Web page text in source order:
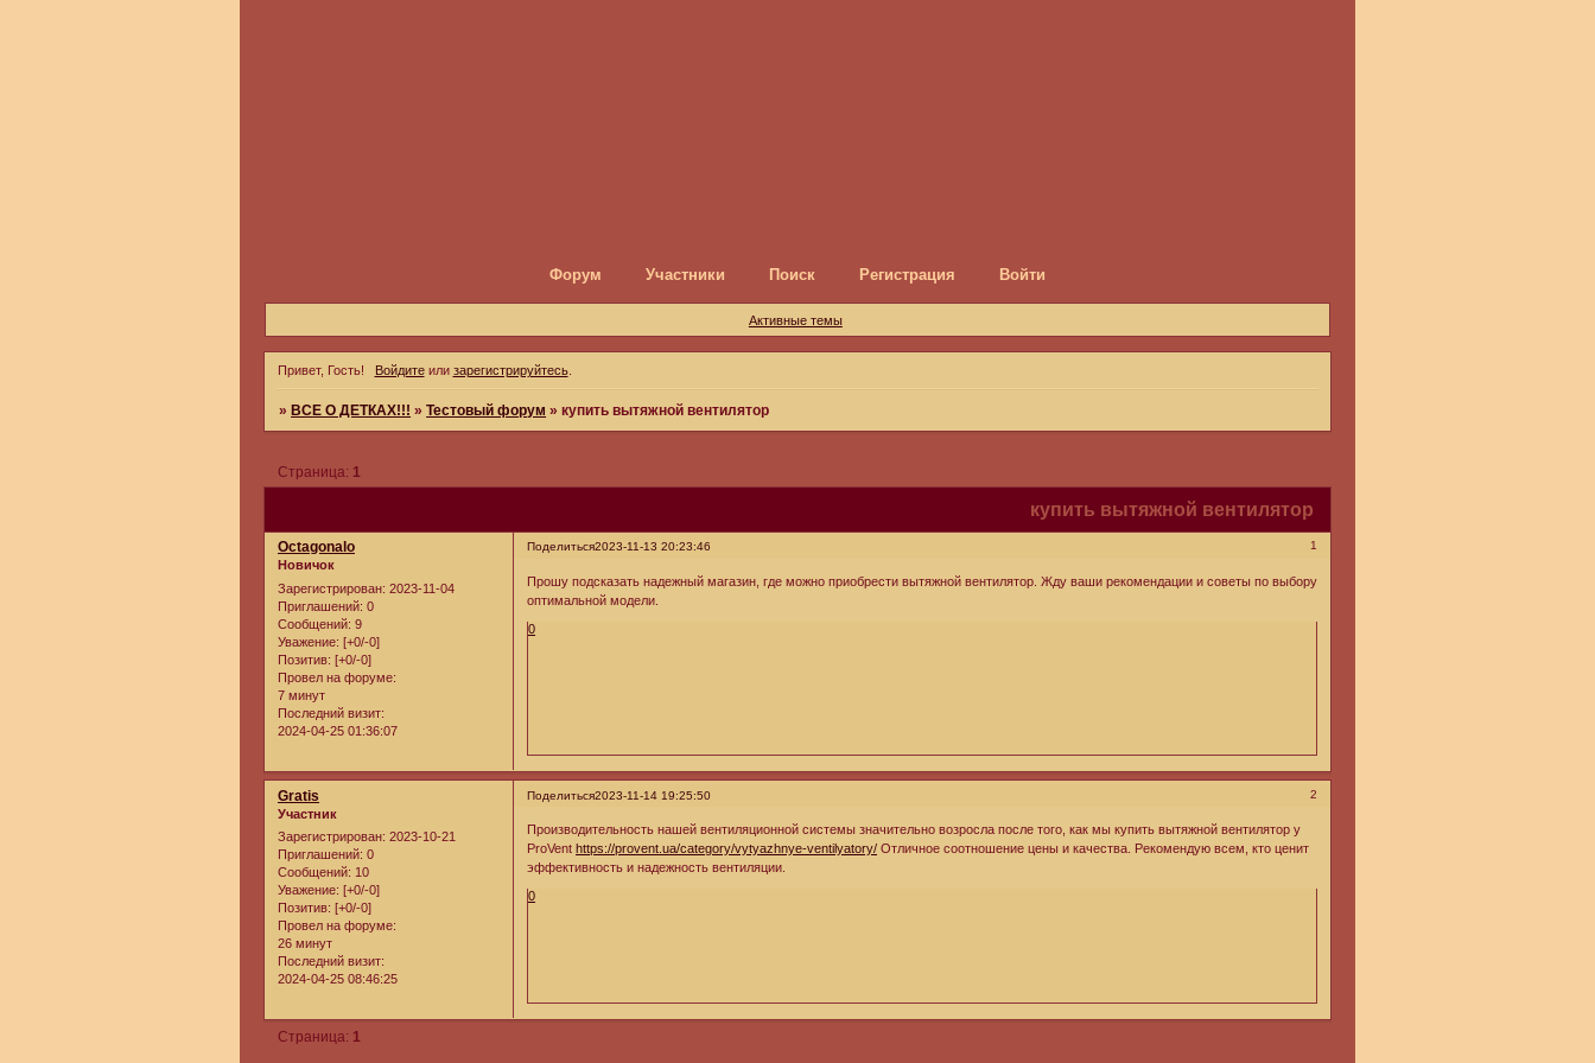
Форум Участники Поиск Регистрация Войти
Активные темы
Привет, Гость! Войдитеили зарегистрируйтесь.
» ВСЕ О ДЕТКАХ!!! »Тестовый форум »купить вытяжной вентилятор
купить вытяжной вентилятор
Страница: 1
Поделиться 1
2023-11-13 20:23:46
Octagonalo
Новичок
Зарегистрирован: 2023-11-04
Приглашений: 0
Сообщений: 9
Уважение: [+0/-0]
Позитив: [+0/-0]
Провел на форуме:
7 минут
Последний визит:
2024-04-25 01:36:07
Прошу подсказать надежный магазин, где можно приобрести вытяжной вентилятор. Жду ваши рекомендации и советы по выбору
оптимальной модели.
0
Поделиться 2
2023-11-14 19:25:50
Gratis
Участник
Зарегистрирован: 2023-10-21
Приглашений: 0
Сообщений: 10
Уважение: [+0/-0]
Позитив: [+0/-0]
Провел на форуме:
26 минут
Последний визит:
2024-04-25 08:46:25
Производительность нашей вентиляционной системы значительно возросла после того, как мы купить вытяжной вентилятор у
ProVent https://provent.ua/category/vytyazhnye-ventilyatory/ Отличное соотношение цены и качества. Рекомендую всем, кто ценит
эффективность и надежность вентиляции.
0
Страница: 1